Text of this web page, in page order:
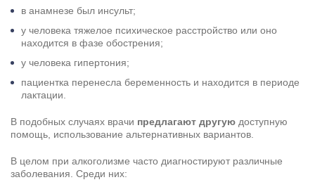
в анамнезе был инсульт;
у человека тяжелое психическое расстройство или оно
находится в фазе обострения;
у человека гипертония;
пациентка перенесла беременность и находится в периоде
лактации.
В подобных случаях врачи предлагают другую доступную
помощь, использование альтернативных вариантов.
В целом при алкоголизме часто диагностируют различные
заболевания. Среди них: